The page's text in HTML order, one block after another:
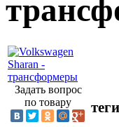
Задать вопрос
по товару